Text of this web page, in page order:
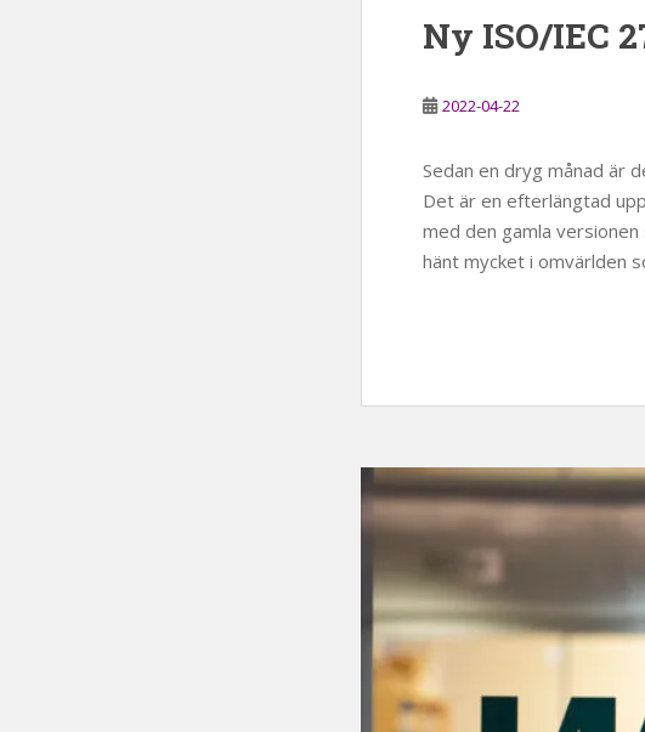
Ny ISO/IEC
2022-04-22
Sedan en dryg månad är
Det är en efterlängtad
med den gamla
hänt mycket i omvärlden